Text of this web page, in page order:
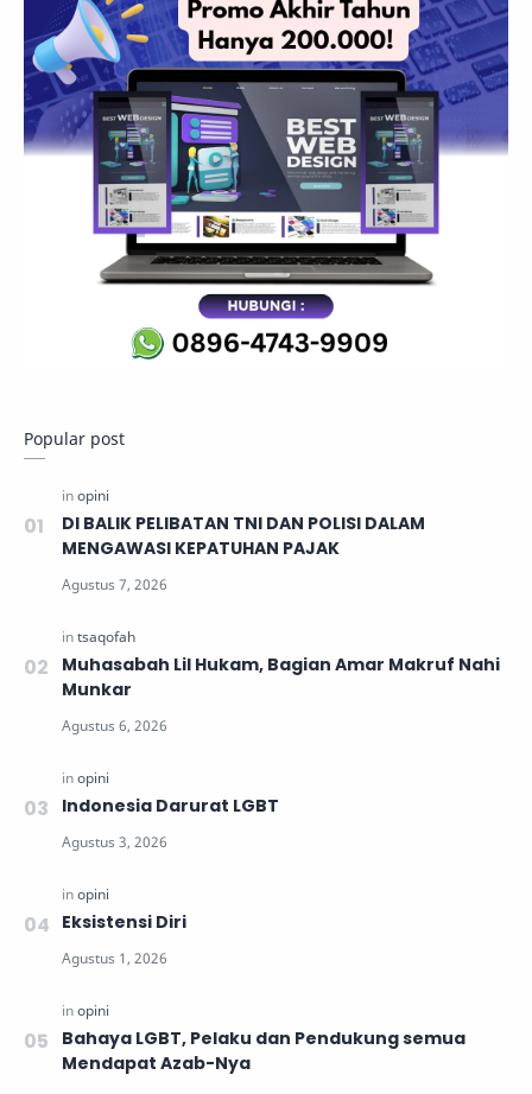
Popular post
DI BALIK PELIBATAN TNI DAN POLISI DALAM
MENGAWASI KEPATUHAN PAJAK
Muhasabah Lil Hukam, Bagian Amar Makruf Nahi
Munkar
Indonesia Darurat LGBT
Eksistensi Diri
Bahaya LGBT, Pelaku dan Pendukung semua
Mendapat Azab-Nya